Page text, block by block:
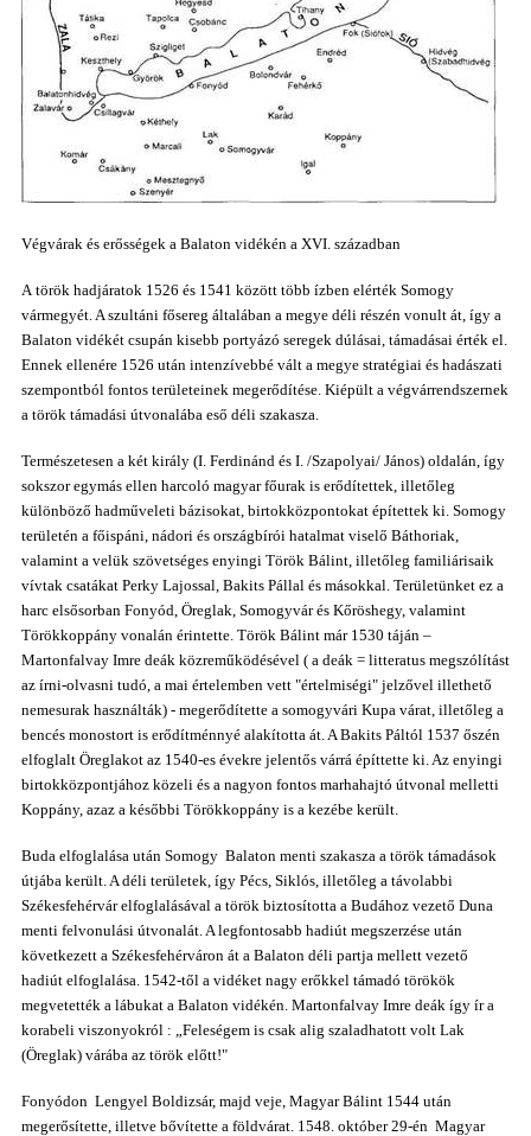
Végvárak és erősségek a Balaton vidékén a XVI. században
A török hadjáratok 1526 és 1541 között több ízben elérték Somogy
vármegyét. A szultáni fősereg általában a megye déli részén vonult át, így a
Balaton vidékét csupán kisebb portyázó seregek dúlásai, támadásai érték el.
Ennek ellenére 1526 után intenzívebbé vált a megye stratégiai és hadászati
szempontból fontos területeinek megerődítése. Kiépült a végvárrendszernek
a török támadási útvonalába eső déli szakasza.
Természetesen a két király (I. Ferdinánd és I. /Szapolyai/ János) oldalán, így
sokszor egymás ellen harcoló magyar főurak is erődítettek, illetőleg
különböző hadműveleti bázisokat, birtokközpontokat építettek ki. Somogy
területén a főispáni, nádori és országbírói hatalmat viselő Báthoriak,
valamint a velük szövetséges enyingi Török Bálint, illetőleg familiárisaik
vívtak csatákat Perky Lajossal, Bakits Pállal és másokkal. Területünket ez a
harc elsősorban Fonyód, Öreglak, Somogyvár és Kőröshegy, valamint
Törökkoppány vonalán érintette. Török Bálint már 1530 táján –
Martonfalvay Imre deák közreműködésével ( a deák = litteratus megszólítást
az írni-olvasni tudó, a mai értelemben vett "értelmiségi" jelzővel illethető
nemesurak használták) - megerődítette a somogyvári Kupa várat, illetőleg a
bencés monostort is erődítménnyé alakította át. A Bakits Páltól 1537 őszén
elfoglalt Öreglakot az 1540-es évekre jelentős várrá építtette ki. Az enyingi
birtokközpontjához közeli és a nagyon fontos marhahajtó útvonal melletti
Koppány, azaz a későbbi Törökkoppány is a kezébe került.
Buda elfoglalása után Somogy Balaton menti szakasza a török támadások
útjába került. A déli területek, így Pécs, Siklós, illetőleg a távolabbi
Székesfehérvár elfoglalásával a török biztosította a Budához vezető Duna
menti felvonulási útvonalát. A legfontosabb hadiút megszerzése után
következett a Székesfehérváron át a Balaton déli partja mellett vezető
hadiút elfoglalása. 1542-től a vidéket nagy erőkkel támadó törökök
megvetették a lábukat a Balaton vidékén. Martonfalvay Imre deák így ír a
korabeli viszonyokról : „Feleségem is csak alig szaladhatott volt Lak
(Öreglak) várába az török előtt!"
Fonyódon Lengyel Boldizsár, majd veje, Magyar Bálint 1544 után
megerősítette, illetve bővítette a földvárat. 1548. október 29-én Magyar